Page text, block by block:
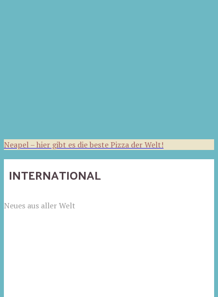
Neapel – hier gibt es die beste Pizza der Welt!
INTERNATIONAL
Neues aus aller Welt